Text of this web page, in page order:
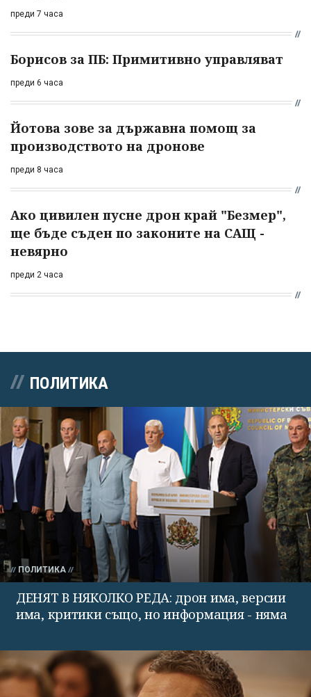
преди 7 часа
Борисов за ПБ: Примитивно управляват
преди 6 часа
Йотова зове за държавна помощ за
производството на дронове
преди 8 часа
Ако цивилен пусне дрон край "Безмер",
ще бъде съден по законите на САЩ -
невярно
преди 2 часа
ПОЛИТИКА
ПОЛИТИКА
ДЕНЯТ В НЯКОЛКО РЕДА: дрон има, версии
има, критики също, но информация - няма